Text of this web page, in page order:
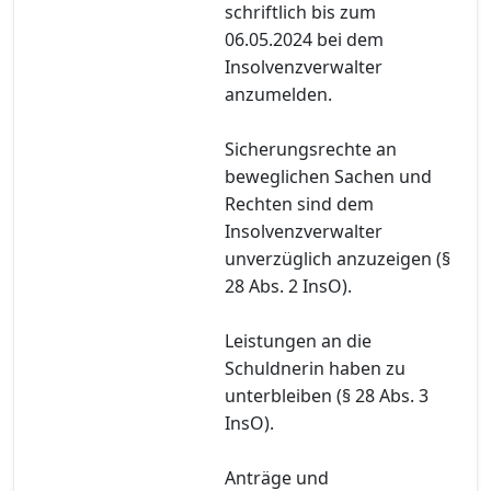
schriftlich bis zum
06.05.2024 bei dem
Insolvenzverwalter
anzumelden.
Sicherungsrechte an
beweglichen Sachen und
Rechten sind dem
Insolvenzverwalter
unverzüglich anzuzeigen (§
28 Abs. 2 InsO).
Leistungen an die
Schuldnerin haben zu
unterbleiben (§ 28 Abs. 3
InsO).
Anträge und